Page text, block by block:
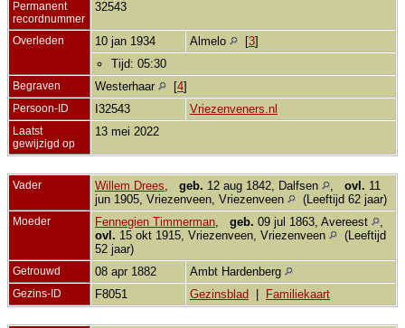
Permanent
recordnummer
32543
Overleden 10 jan 1934 Almelo [3]
Tijd: 05:30
Begraven Westerhaar [4]
Persoon-ID I32543 Vriezenveners.nl
Laatst
gewijzigd op
13 mei 2022
Vader Willem Drees geb. 12 aug 1842, Dalfsen ovl. 11
jun 1905, Vriezenveen, Vriezenveen
(Leeftijd 62 jaar)
Moeder Fennegien Timmerman geb. 09 jul 1863, Avereest
ovl. 15 okt 1915, Vriezenveen, Vriezenveen
(Leeftijd
52 jaar)
Getrouwd 08 apr 1882 Ambt Hardenberg
Gezins-ID F8051 Gezinsblad Familiekaart